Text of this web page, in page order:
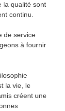
la qualité sont
continu.
de service
à fournir
la vie, le
créent une